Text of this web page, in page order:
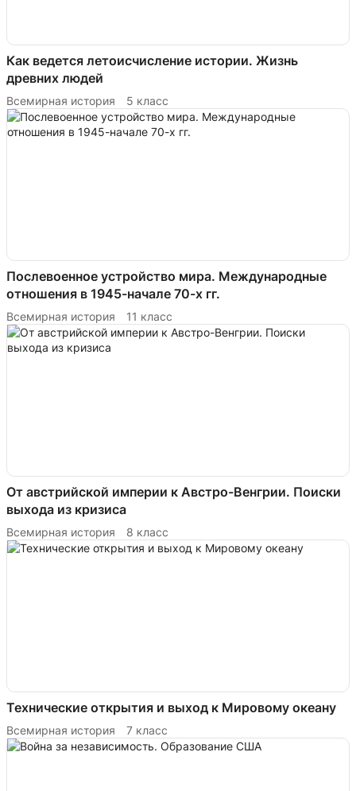
Как ведется летоисчисление истории. Жизнь
древних людей
Всемирная история 5 класс
Послевоенное устройство мира. Международные
отношения в 1945-начале 70-х гг.
Всемирная история 11 класс
От австрийской империи к Австро-Венгрии. Поиски
выхода из кризиса
Всемирная история 8 класс
Технические открытия и выход к Мировому океану
Всемирная история 7 класс